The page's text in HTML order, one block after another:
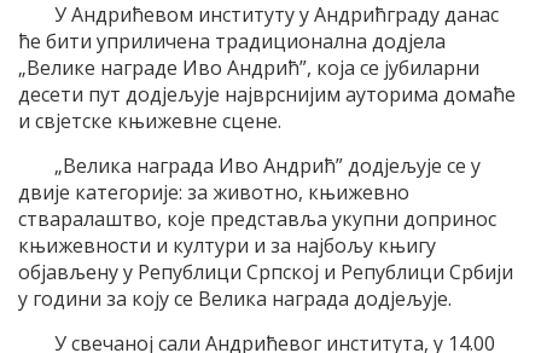
У Андрићевом институту у Андрићграду данас
ће бити уприличена традиционална додјела
„Велике награде Иво Андрић”, која се јубиларни
десети пут додјељује најврснијим ауторима домаће
и свјетске књижевне сцене.
„Велика награда Иво Андрић” додјељује се у
двије категорије: за животно, књижевно
стваралаштво, које представља укупни допринос
књижевности и култури и за најбољу књигу
објављену у Републици Српској и Републици Србији
у години за коју се Велика награда додјељује.
У свечаној сали Андрићевог института, у 14.00